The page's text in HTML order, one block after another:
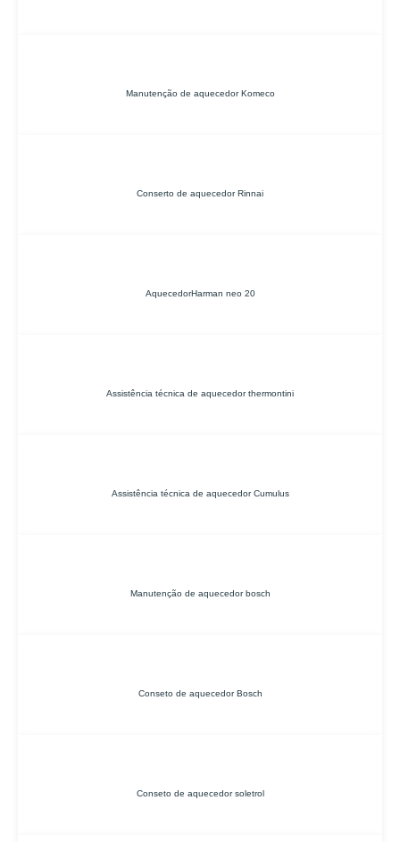
Manutenção de aquecedor Komeco
Conserto de aquecedor Rinnai
AquecedorHarman neo 20
Assistência técnica de aquecedor thermontini
Assistência técnica de aquecedor Cumulus
Manutenção de aquecedor bosch
Conseto de aquecedor Bosch
Conseto de aquecedor soletrol